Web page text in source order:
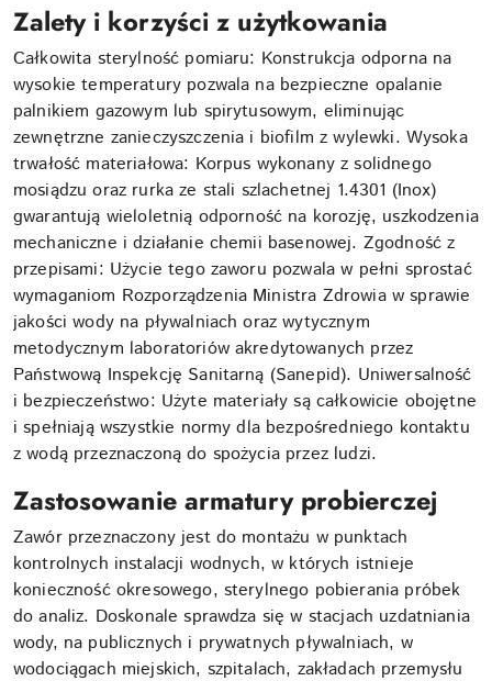
Zalety i korzyści z użytkowania
Całkowita sterylność pomiaru: Konstrukcja odporna na
wysokie temperatury pozwala na bezpieczne opalanie
palnikiem gazowym lub spirytusowym, eliminując
zewnętrzne zanieczyszczenia i biofilm z wylewki. Wysoka
trwałość materiałowa: Korpus wykonany z solidnego
mosiądzu oraz rurka ze stali szlachetnej 1.4301 (Inox)
gwarantują wieloletnią odporność na korozję, uszkodzenia
mechaniczne i działanie chemii basenowej. Zgodność z
przepisami: Użycie tego zaworu pozwala w pełni sprostać
wymaganiom Rozporządzenia Ministra Zdrowia w sprawie
jakości wody na pływalniach oraz wytycznym
metodycznym laboratoriów akredytowanych przez
Państwową Inspekcję Sanitarną (Sanepid). Uniwersalność
i bezpieczeństwo: Użyte materiały są całkowicie obojętne
i spełniają wszystkie normy dla bezpośredniego kontaktu
z wodą przeznaczoną do spożycia przez ludzi.
Zastosowanie armatury probierczej
Zawór przeznaczony jest do montażu w punktach
kontrolnych instalacji wodnych, w których istnieje
konieczność okresowego, sterylnego pobierania próbek
do analiz. Doskonale sprawdza się w stacjach uzdatniania
wody, na publicznych i prywatnych pływalniach, w
wodociągach miejskich, szpitalach, zakładach przemysłu